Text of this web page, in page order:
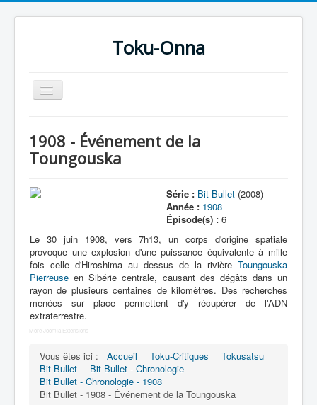
Toku-Onna
Basculer
la
Toku-Actrices
Séries
COSAA
Dessins
Artiste Asperger
Lexique
Bit Bullet (ビット バレット)
Série
1908 - Événement de la
Toungouska
Série : Bit Bullet (2008)
Année : 1908
Épisode(s) : 6
Le 30 juin 1908, vers 7h13, un corps d'origine spatiale
provoque une explosion d'une puissance équivalente à mille
fois celle d'Hiroshima au dessus de la rivière Toungouska
Pierreuse en Sibérie centrale, causant des dégâts dans un
rayon de plusieurs centaines de kilomètres. Des recherches
menées sur place permettent d'y récupérer de l'ADN
extraterrestre.
More Joomla Extensions
Vous êtes ici : Accueil Toku-Critiques
Tokusatsu
Bit Bullet
Bit Bullet - Chronologie
Bit Bullet - Chronologie - 1908
Bit Bullet - 1908 - Événement de la Toungouska